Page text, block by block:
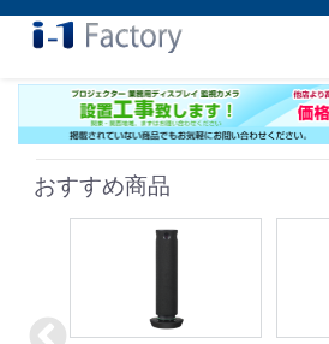
おすすめ商品